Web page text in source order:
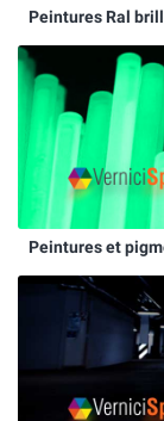
Peintures Ral
Peintures et